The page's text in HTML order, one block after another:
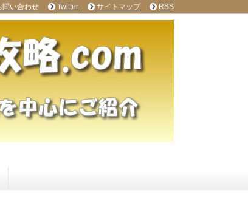
問い合わせ Twitter サイトマップ RSS